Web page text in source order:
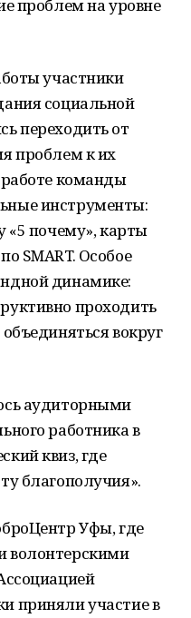
проблем на уровне
участники
социальной
переходить от
проблем к их
команды
инструменты:
«5 почему», карты
SMART. Особое
динамике:
проходить
вокруг
аудиторными
работника в
квиз, где
благополучия».
Уфы, где
волонтерскими
приняли участие в